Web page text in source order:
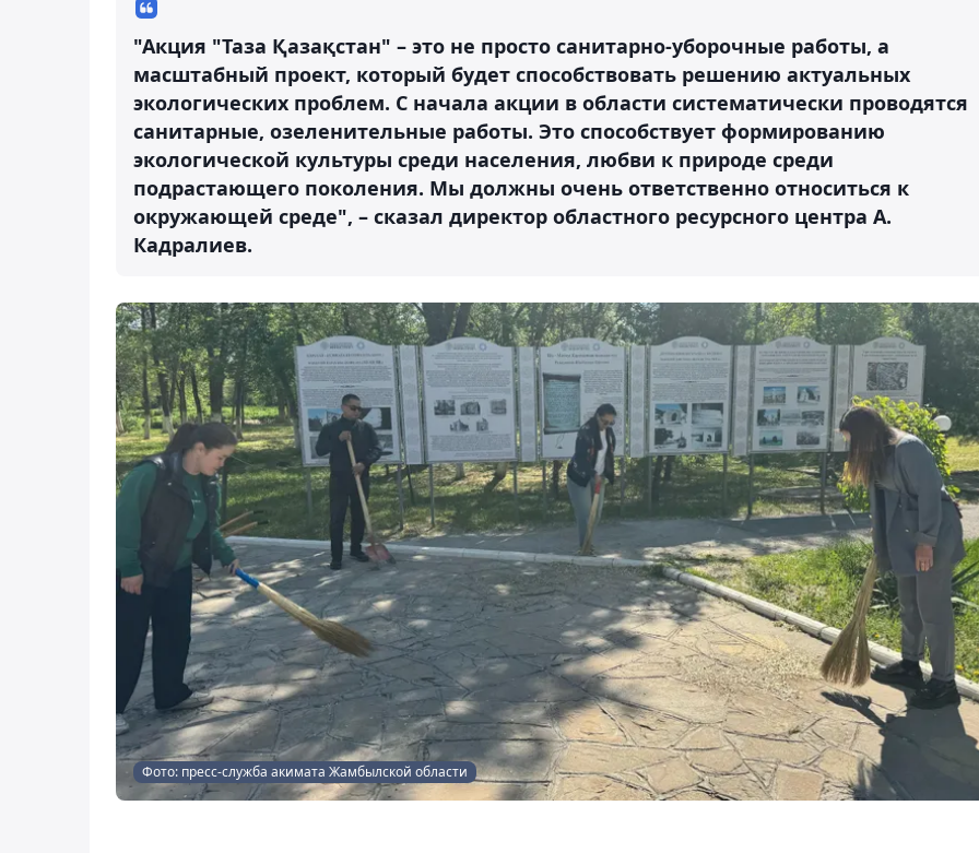
"Акция "Таза Қазақстан" – это не просто санитарно-уборочные работы, а
масштабный проект, который будет способствовать решению актуальных
экологических проблем. С начала акции в области систематически проводятся
санитарные, озеленительные работы. Это способствует формированию
экологической культуры среди населения, любви к природе среди
подрастающего поколения. Мы должны очень ответственно относиться к
окружающей среде", – сказал директор областного ресурсного центра А.
Кадралиев.
Фото: пресс-служба акимата Жамбылской области